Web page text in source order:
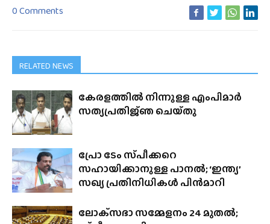
0 Comments
RELATED NEWS
കേരളത്തിൽ നിന്നുള്ള എംപിമാർ
സത്യപ്രതിജ്‌ഞ ചെയ്‌തു
പ്രോ ടേം സ്‌പീക്കറെ
സഹായിക്കാനുള്ള പാനൽ; ‘ഇന്ത്യ’
സഖ്യ പ്രതിനിധികൾ പിൻമാറി
ലോക്‌സഭാ സമ്മേളനം 24 മുതൽ;